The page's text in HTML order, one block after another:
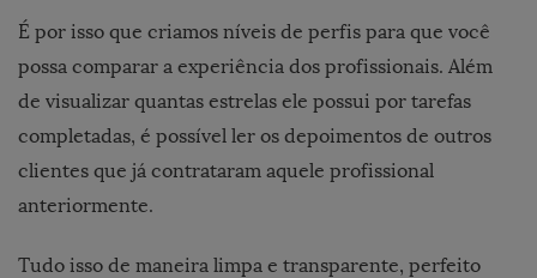
É por isso que criamos níveis de perfis para que você
possa comparar a experiência dos profissionais. Além
de visualizar quantas estrelas ele possui por tarefas
completadas, é possível ler os depoimentos de outros
clientes que já contrataram aquele profissional
anteriormente.
Tudo isso de maneira limpa e transparente, perfeito